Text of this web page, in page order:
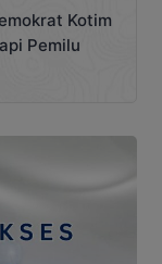
Kotim
Pemilu